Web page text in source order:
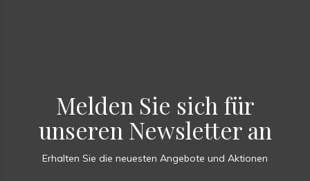
Melden Sie sich für
unseren Newsletter an
Erhalten Sie die neuesten Angebote und Aktionen